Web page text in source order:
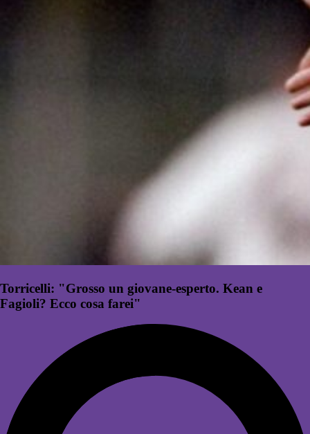
Torricelli: "Grosso un giovane-esperto. Kean e
Fagioli? Ecco cosa farei"